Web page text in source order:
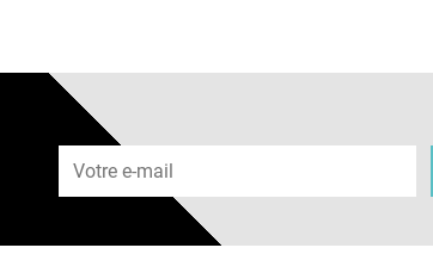
Adresse e-mail